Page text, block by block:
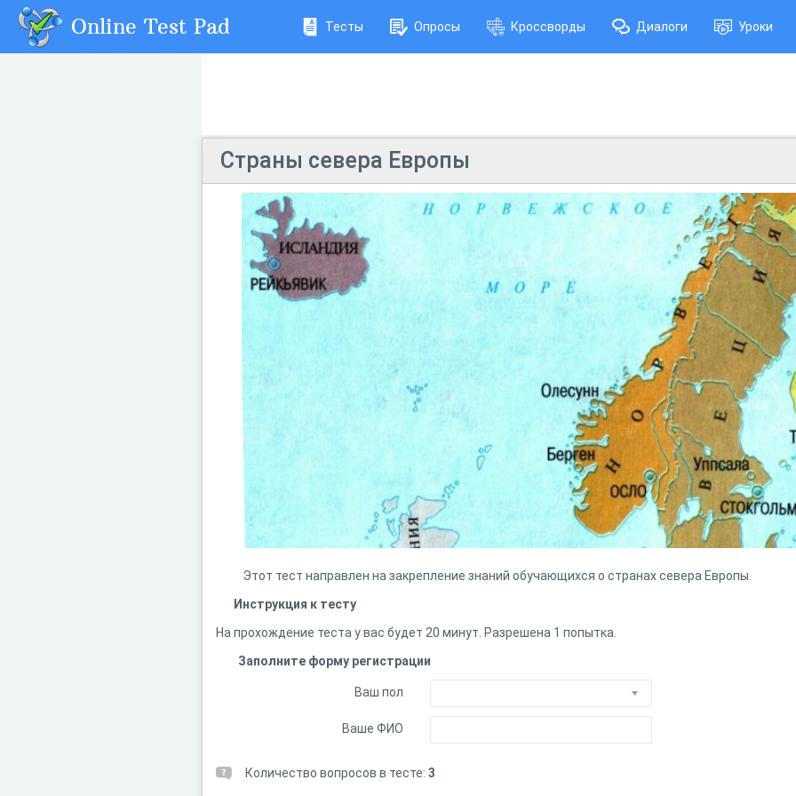
Online Test Pad Тесты Опросы Кроссворды Диалоги Уроки
Страны севера Европы
Этот тест направлен на закрепление знаний обучающихся о странах севера Европы.
Инструкция к тесту
На прохождение теста у вас будет 20 минут. Разрешена 1 попытка.
Заполните форму регистрации
Ваш пол
Ваше ФИО
Количество вопросов в тесте: 3